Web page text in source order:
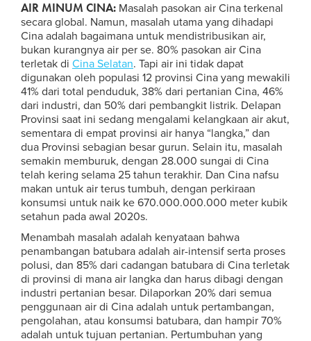
AIR MINUM CINA: Masalah pasokan air Cina terkenal
secara global. Namun, masalah utama yang dihadapi
Cina adalah bagaimana untuk mendistribusikan air,
bukan kurangnya air per se. 80% pasokan air Cina
terletak di Cina Selatan. Tapi air ini tidak dapat
digunakan oleh populasi 12 provinsi Cina yang mewakili
41% dari total penduduk, 38% dari pertanian Cina, 46%
dari industri, dan 50% dari pembangkit listrik. Delapan
Provinsi saat ini sedang mengalami kelangkaan air akut,
sementara di empat provinsi air hanya “langka,” dan
dua Provinsi sebagian besar gurun. Selain itu, masalah
semakin memburuk, dengan 28.000 sungai di Cina
telah kering selama 25 tahun terakhir. Dan Cina nafsu
makan untuk air terus tumbuh, dengan perkiraan
konsumsi untuk naik ke 670.000.000.000 meter kubik
setahun pada awal 2020s.
Menambah masalah adalah kenyataan bahwa
penambangan batubara adalah air-intensif serta proses
polusi, dan 85% dari cadangan batubara di Cina terletak
di provinsi di mana air langka dan harus dibagi dengan
industri pertanian besar. Dilaporkan 20% dari semua
penggunaan air di Cina adalah untuk pertambangan,
pengolahan, atau konsumsi batubara, dan hampir 70%
adalah untuk tujuan pertanian. Pertumbuhan yang